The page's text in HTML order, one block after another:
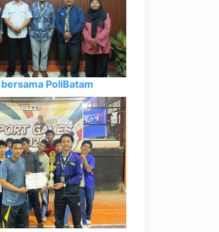
PoliBatam